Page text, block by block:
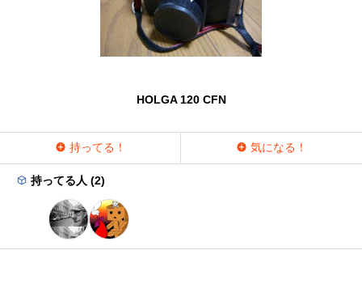
HOLGA 120 CFN
持ってる！ 気になる！
持ってる人 (2)